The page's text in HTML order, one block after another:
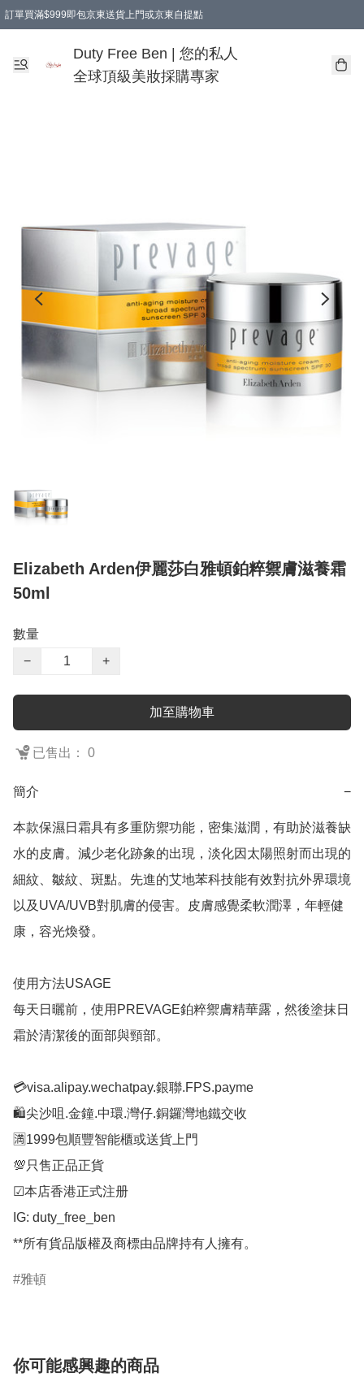
訂單買滿$999即包京東送貨上門或京東自提點
Duty Free Ben | 您的私人
全球頂級美妝採購專家
Elizabeth Arden伊麗莎白雅頓鉑粹禦膚滋養霜
50ml
數量
−
+
加至購物車
已售出： 0
簡介 −
本款保濕日霜具有多重防禦功能，密集滋潤，有助於滋養缺
水的皮膚。減少老化跡象的出現，淡化因太陽照射而出現的
細紋、皺紋、斑點。先進的艾地苯科技能有效對抗外界環境
以及UVA/UVB對肌膚的侵害。皮膚感覺柔軟潤澤，年輕健
康，容光煥發。
使用方法USAGE
每天日曬前，使用PREVAGE鉑粹禦膚精華露，然後塗抹日
霜於清潔後的面部與頸部。
💳visa.alipay.wechatpay.銀聯.FPS.payme
🛍️尖沙咀.金鐘.中環.灣仔.銅鑼灣地鐵交收
🈵1999包順豐智能櫃或送貨上門
💯只售正品正貨
☑︎本店香港正式注册
IG: duty_free_ben
雅頓
你可能感興趣的商品